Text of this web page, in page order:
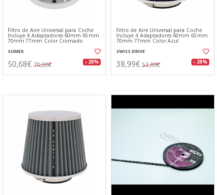
Filtro de Aire Universal para Coche
Incluye 4 Adaptadores 60mm 65mm
70mm 77mm Color Cromado
SUMEX
50,68€ 70,06€ - 28%
Filtro de Aire Universal para Coche
Incluye 4 Adaptadores 60mm 65mm
70mm 77mm Color Azul
SWISS DRIVE
38,99€ 53,89€ - 28%